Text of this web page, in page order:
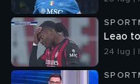
Leao
24 lug |